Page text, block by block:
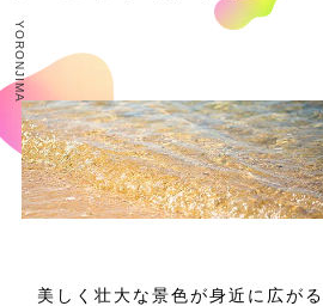
YORONJIMA
美しく壮大な景色が身近に広がる